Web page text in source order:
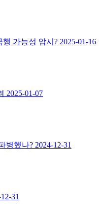
가능성 암시? 2025-01-16
2025-01-07
병했나? 2024-12-31
31